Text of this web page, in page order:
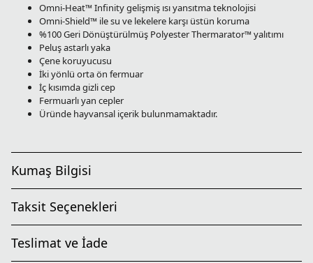
Omni-Heat™ Infinity gelişmiş ısı yansıtma teknolojisi
Omni-Shield™ ile su ve lekelere karşı üstün koruma
%100 Geri Dönüştürülmüş Polyester Thermarator™ yalıtımı
Peluş astarlı yaka
Çene koruyucusu
İki yönlü orta ön fermuar
İç kısımda gizli cep
Fermuarlı yan cepler
Üründe hayvansal içerik bulunmamaktadır.
Kumaş Bilgisi
Taksit Seçenekleri
Teslimat ve İade